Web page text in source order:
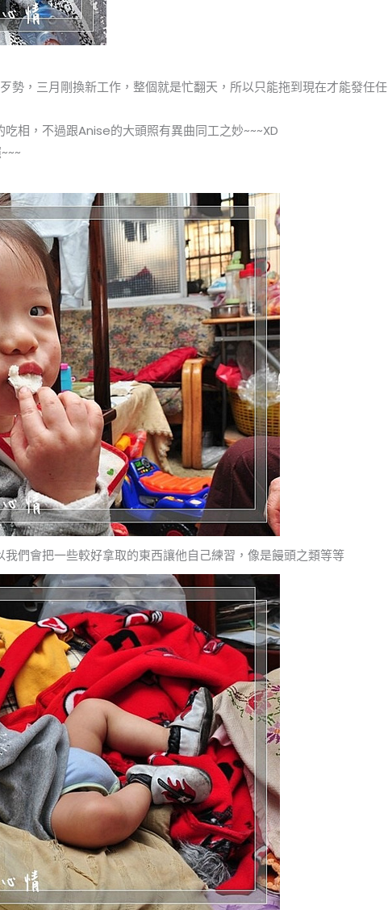
勢，三月剛換新工作，整個就是忙翻天，所以只能拖到現在才能發任任
相，不過跟Anise的大頭照有異曲同工之妙~~~XD
們會把一些較好拿取的東西讓他自己練習，像是饅頭之類等等